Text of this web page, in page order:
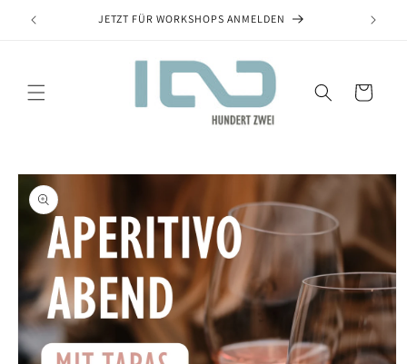
JETZT FÜR WORKSHOPS ANMELDEN
Warenkorb